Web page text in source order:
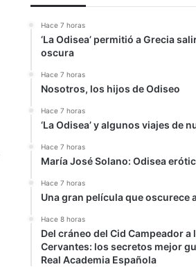
Hace 7 horas
‘La Odisea’ permitió a Grecia
oscura
Hace 7 horas
Nosotros, los hijos de Odiseo
Hace 7 horas
‘La Odisea’ y algunos viajes de
Hace 7 horas
María José Solano: Odisea
Hace 7 horas
Una gran película que oscurece
Hace 8 horas
Del cráneo del Cid Campeador a
Cervantes: los secretos mejor
Real Academia Española